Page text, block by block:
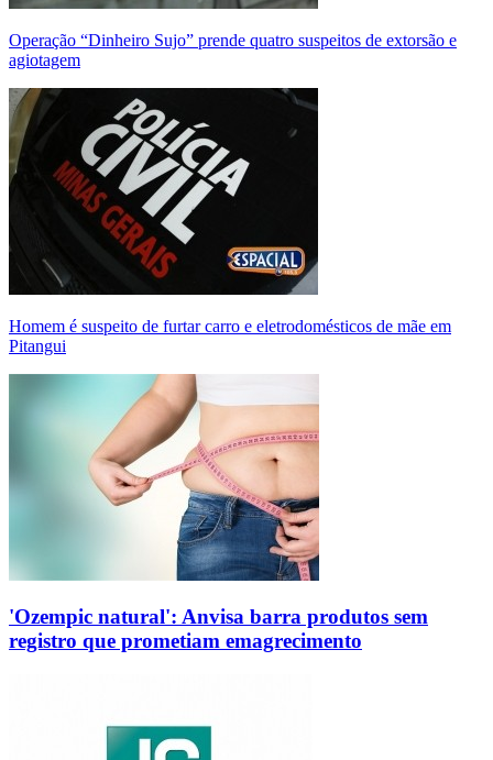
Operação “Dinheiro Sujo” prende quatro suspeitos de extorsão e
agiotagem
Homem é suspeito de furtar carro e eletrodomésticos de mãe em
Pitangui
'Ozempic natural': Anvisa barra produtos sem
registro que prometiam emagrecimento